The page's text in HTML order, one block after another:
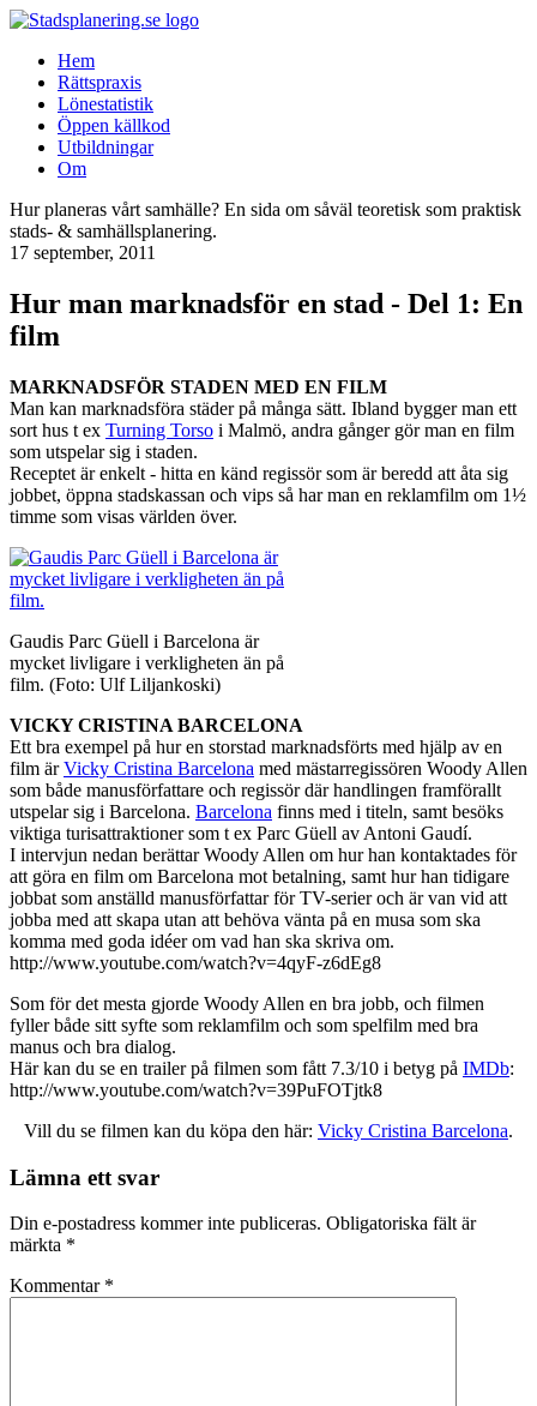
Hem
Rättspraxis
Lönestatistik
Öppen källkod
Utbildningar
Om
Hur planeras vårt samhälle? En sida om såväl teoretisk som praktisk
stads- & samhällsplanering.
17 september, 2011
Hur man marknadsför en stad - Del 1: En
film
MARKNADSFÖR STADEN MED EN FILM
Man kan marknadsföra städer på många sätt. Ibland bygger man ett
sort hus t ex Turning Torso i Malmö, andra gånger gör man en film
som utspelar sig i staden.
Receptet är enkelt - hitta en känd regissör som är beredd att åta sig
jobbet, öppna stadskassan och vips så har man en reklamfilm om 1½
timme som visas världen över.
Gaudis Parc Güell i Barcelona är
mycket livligare i verkligheten än på
film. (Foto: Ulf Liljankoski)
VICKY CRISTINA BARCELONA
Ett bra exempel på hur en storstad marknadsförts med hjälp av en
film ärVicky Cristina Barcelona med mästarregissören Woody Allen
som både manusförfattare och regissör där handlingen framförallt
utspelar sig i Barcelona. Barcelona finns med i titeln, samt besöks
viktiga turisattraktioner som t ex Parc Güell av Antoni Gaudí.
I intervjun nedan berättar Woody Allen om hur han kontaktades för
att göra en film om Barcelona mot betalning, samt hur han tidigare
jobbat som anställd manusförfattar för TV-serier och är van vid att
jobba med att skapa utan att behöva vänta på en musa som ska
komma med goda idéer om vad han ska skriva om.
http://www.youtube.com/watch?v=4qyF-z6dEg8
Som för det mesta gjorde Woody Allen en bra jobb, och filmen
fyller både sitt syfte som reklamfilm och som spelfilm med bra
manus och bra dialog.
Här kan du se en trailer på filmen som fått 7.3/10 i betyg på IMDb:
http://www.youtube.com/watch?v=39PuFOTjtk8
Vill du se filmen kan du köpa den här: Vicky Cristina Barcelona.
Lämna ett svar
Din e-postadress kommer inte publiceras. Obligatoriska fält är
märkta *
Kommentar *